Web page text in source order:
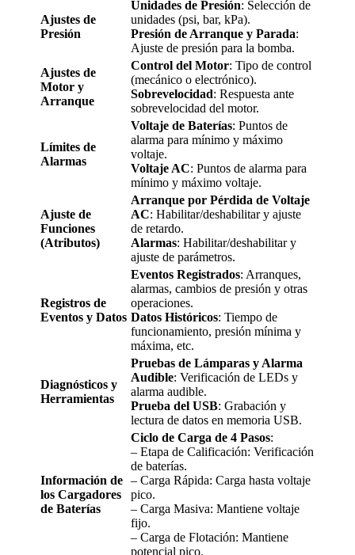
Ajustes de
Presión
Unidades de Presión: Selección de
unidades (psi, bar, kPa).
Presión de Arranque y Parada:
Ajuste de presión para la bomba.
Ajustes de
Motor y
Arranque
Control del Motor: Tipo de control
(mecánico o electrónico).
Sobrevelocidad: Respuesta ante
sobrevelocidad del motor.
Límites de
Alarmas
Voltaje de Baterías: Puntos de
alarma para mínimo y máximo
voltaje.
Voltaje AC: Puntos de alarma para
mínimo y máximo voltaje.
Ajuste de
Funciones
(Atributos)
Arranque por Pérdida de Voltaje
AC: Habilitar/deshabilitar y ajuste
de retardo.
Alarmas: Habilitar/deshabilitar y
ajuste de parámetros.
Registros de
Eventos y Datos
Eventos Registrados: Arranques,
alarmas, cambios de presión y otras
operaciones.
Datos Históricos: Tiempo de
funcionamiento, presión mínima y
máxima, etc.
Diagnósticos y
Herramientas
Pruebas de Lámparas y Alarma
Audible: Verificación de LEDs y
alarma audible.
Prueba del USB: Grabación y
lectura de datos en memoria USB.
Información de
los Cargadores
de Baterías
Ciclo de Carga de 4 Pasos:
– Etapa de Calificación: Verificación
de baterías.
– Carga Rápida: Carga hasta voltaje
pico.
– Carga Masiva: Mantiene voltaje
fijo.
– Carga de Flotación: Mantiene
potencial pico.